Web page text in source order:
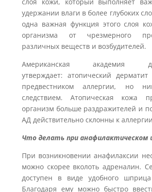
удержании влаги в более глубоких
одна важная функция этого слоя
организма от чрезмерного
различных веществ и возбудителей.
Американская академия
утверждает: атопический
предвестником аллергии, но
следствием. Атопическая кожа
организм больше раздражителей и
АД действительно склонны к
Что делать при анафилактическом
При возникновении анафилаксии
можно скорее вколоть адреналин.
доступен в виде удобного
Благодаря ему можно быстро